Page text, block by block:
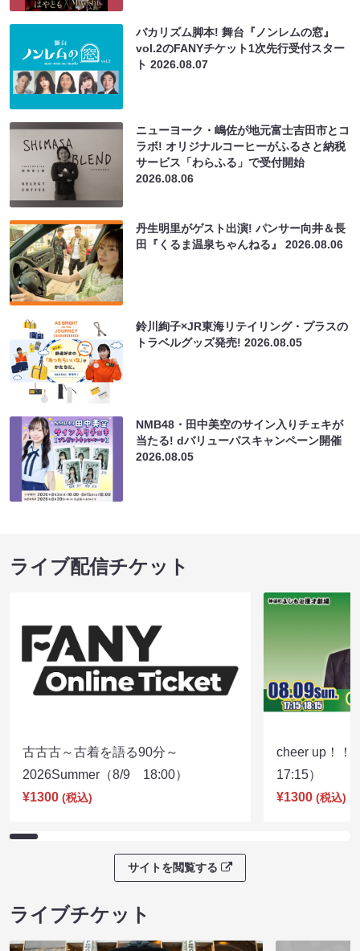
バカリズム脚本! 舞台『ノンレムの窓』
vol.2のFANYチケット1次先行受付スター
ト2026.08.07
ニューヨーク・嶋佐が地元富士吉田市とコ
ラボ! オリジナルコーヒーがふるさと納税
サービス「わらふる」で受付開始
2026.08.06
丹生明里がゲスト出演! パンサー向井＆長
田『くるま温泉ちゃんねる』2026.08.06
鈴川絢子×JR東海リテイリング・プラスの
トラベルグッズ発売!2026.08.05
NMB48・田中美空のサイン入りチェキが
当たる! dバリューパスキャンペーン開催
2026.08.05
ライブ配信チケット
古古古～古着を語る90分～
2026Summer（8/9 18:00）
¥1300 (税込)
cheer up！
17:15）
¥1300 (税込)
サイトを閲覧する
ライブチケット